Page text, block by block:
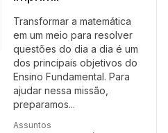
Transformar a matemática
em um meio para resolver
questões do dia a dia é um
dos principais objetivos do
Ensino Fundamental. Para
ajudar nessa missão,
preparamos...
Assuntos